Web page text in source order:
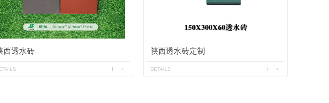
西透水砖 陕西透水砖定制
DETAILS